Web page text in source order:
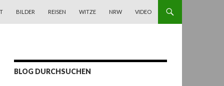
BILDER REISEN WITZE NRW VIDEO
BLOG DURCHSUCHEN